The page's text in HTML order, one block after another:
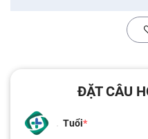
ĐẶT CÂU
Tuổi